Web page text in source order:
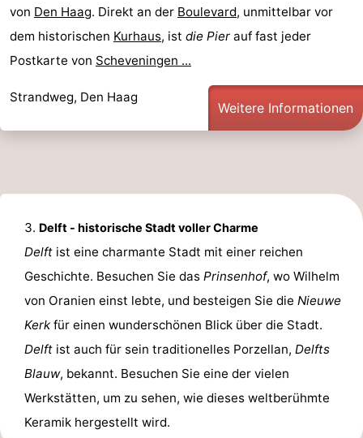
von Den Haag. Direkt an der Boulevard, unmittelbar vor
dem historischen Kurhaus, ist die Pier auf fast jeder
Postkarte von Scheveningen ...
Strandweg, Den Haag
Weitere Informationen
Delft - historische Stadt voller Charme
Delft ist eine charmante Stadt mit einer reichen
Geschichte. Besuchen Sie das Prinsenhof, wo Wilhelm
von Oranien einst lebte, und besteigen Sie die Nieuwe
Kerk für einen wunderschönen Blick über die Stadt.
Delft ist auch für sein traditionelles Porzellan, Delfts
Blauw, bekannt. Besuchen Sie eine der vielen
Werkstätten, um zu sehen, wie dieses weltberühmte
Keramik hergestellt wird.